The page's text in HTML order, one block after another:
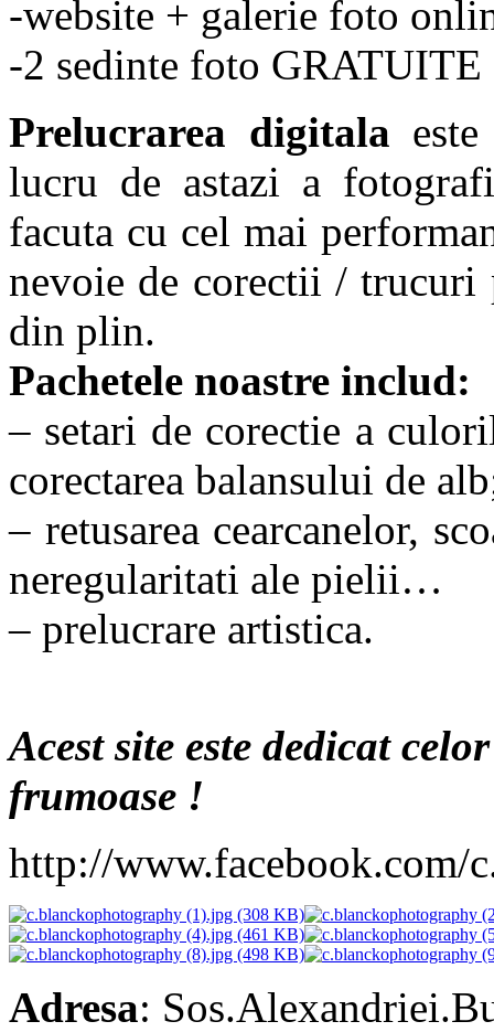
-website + galerie foto
-2 sedinte foto
Prelucrarea digitala
lucru de astazi a
facuta cu cel mai
nevoie de corectii / trucuri
din plin.
Pachetele noastre includ:
– setari de corectie a
corectarea balansului de
– retusarea cearcanelor,
neregularitati ale pielii…
– prelucrare artistica.
Acest site este dedicat
frumoase !
http://www.facebook.com/
Adresa: